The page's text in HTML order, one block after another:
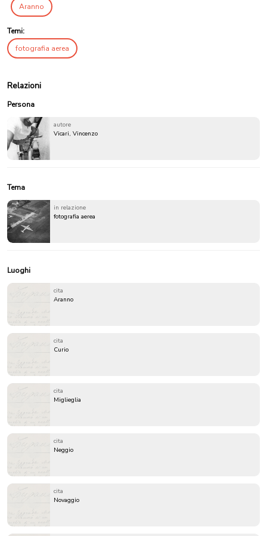
Aranno
Temi:
fotografia aerea
Relazioni
Persona
autore
Vicari, Vincenzo
Tema
in relazione
fotografia aerea
Luoghi
cita
Aranno
cita
Curio
cita
Miglieglia
cita
Neggio
cita
Novaggio